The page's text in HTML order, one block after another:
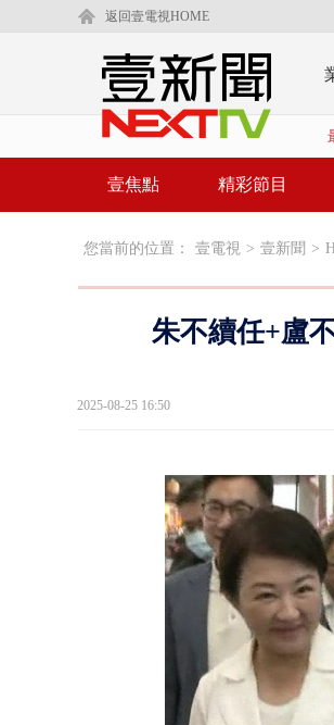
返回壹電視HOME
壹焦點 精彩節目
您當前的位置： 壹電視 > 壹新聞 >
朱不續任+盧
2025-08-25 16:50